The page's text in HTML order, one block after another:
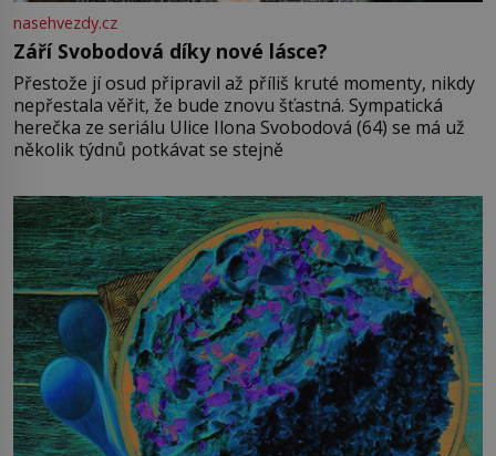
nasehvezdy.cz
Září Svobodová díky nové lásce?
Přestože jí osud připravil až příliš kruté momenty, nikdy
nepřestala věřit, že bude znovu šťastná. Sympatická
herečka ze seriálu Ulice Ilona Svobodová (64) se má už
několik týdnů potkávat se stejně